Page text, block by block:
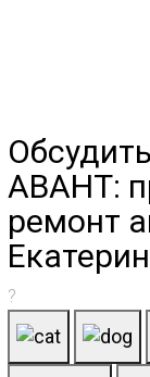
АВАНТ:
ремонт
?